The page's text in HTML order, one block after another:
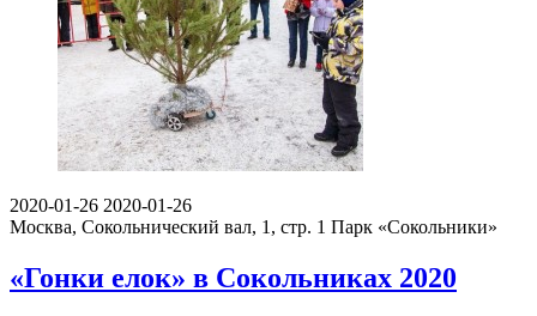
2020-01-26 2020-01-26
Москва, Сокольнический вал, 1, стр. 1 Парк «Сокольники»
«Гонки елок» в Сокольниках 2020